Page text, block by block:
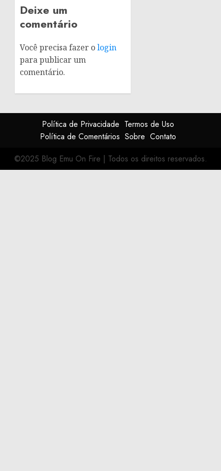
Deixe um
comentário
Você precisa fazer ologin
para publicar um
comentário.
Política de Privacidade Termos de Uso
Política de Comentários Sobre Contato
©2025 Blog Emu On Fire | Todos os direitos reservados.